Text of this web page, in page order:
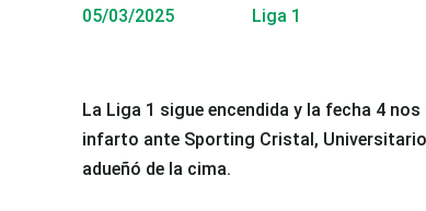
05/03/2025 Liga 1
La Liga 1 sigue encendida y la fecha 4
infarto ante Sporting Cristal,
adueñó de la cima.